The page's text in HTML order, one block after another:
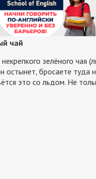
чай
зелёного чая
остынет, бросаете туда
это со льдом. Не